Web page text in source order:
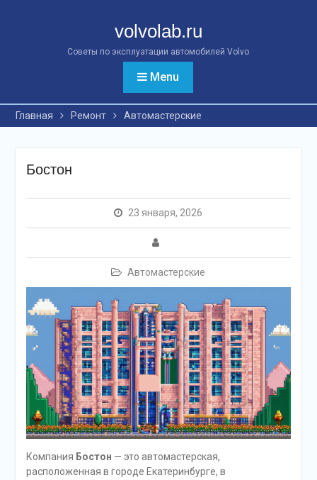
volvolab.ru
Советы по эксплуатации автомобилей Volvo
Menu
Главная Ремонт Автомастерские
Бостон
23 января, 2026
Автомастерские
Компания Бостон — это автомастерская,
расположенная в городе Екатеринбурге, в